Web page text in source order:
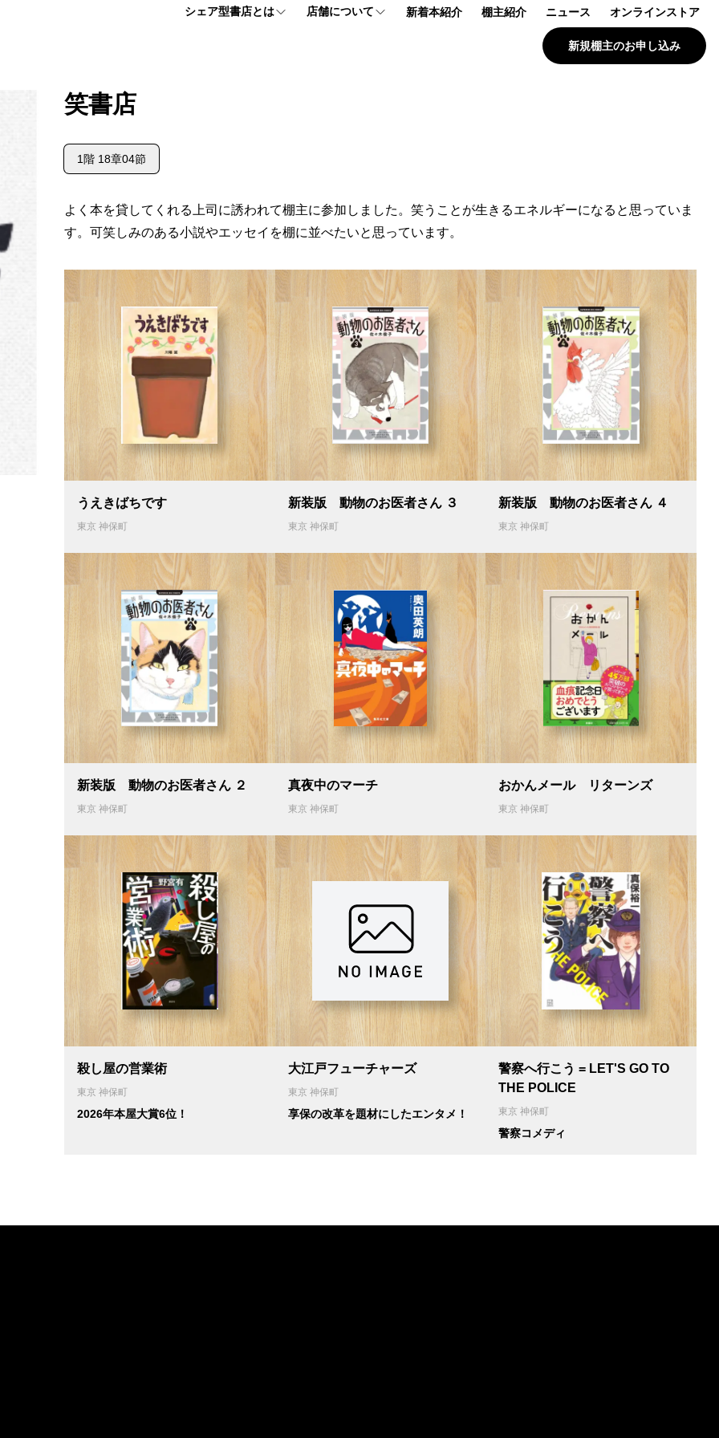
シェア型書店とは
お申し込みはこちら
店舗について 新着本紹介 棚主紹介 ニュース オンラインストア
新規棚主のお申し込み
笑書店
1階 18章04節
よく本を貸してくれる上司に誘われて棚主に参加しました。笑うことが生きるエネルギーになると思っていま
す。可笑しみのある小説やエッセイを棚に並べたいと思っています。
うえきばちです
東京 神保町
新装版 動物のお医者さん ３
東京 神保町
新装版 動物のお医者さん ４
東京 神保町
新装版 動物のお医者さん ２
東京 神保町
真夜中のマーチ
東京 神保町
おかんメール リターンズ
東京 神保町
殺し屋の営業術
東京 神保町
2026年本屋大賞6位！
大江戸フューチャーズ
東京 神保町
享保の改革を題材にしたエンタメ！
警察へ行こう = LET'S GO TO
THE POLICE
東京 神保町
警察コメディ